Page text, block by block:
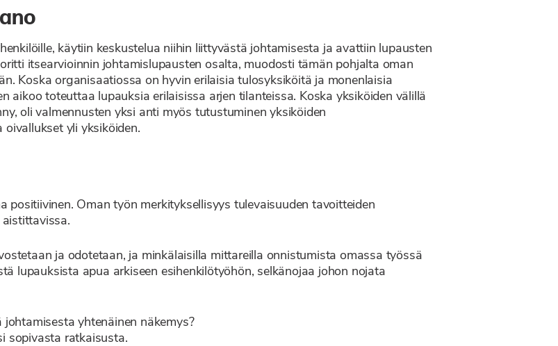
käytiin keskustelua niihin liittyvästä johtamisesta ja avattiin lupausten
itsearvioinnin johtamislupausten osalta, muodosti tämän pohjalta oman
Koska organisaatiossa on hyvin erilaisia tulosyksiköitä ja monenlaisia
aikoo toteuttaa lupauksia erilaisissa arjen tilanteissa. Koska yksiköiden välillä
oli valmennusten yksi anti myös tutustuminen yksiköiden
oivallukset yli yksiköiden.
positiivinen. Oman työn merkityksellisyys tulevaisuuden tavoitteiden
ja odotetaan, ja minkälaisilla mittareilla onnistumista omassa työssä
lupauksista apua arkiseen esihenkilötyöhön, selkänojaa johon nojata
yhtenäinen näkemys?
sopivasta ratkaisusta.